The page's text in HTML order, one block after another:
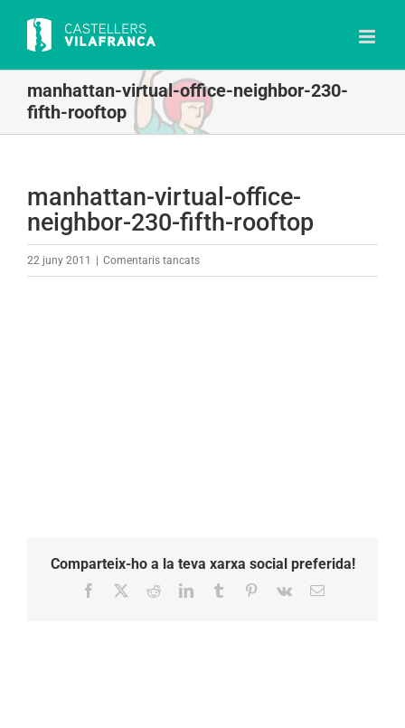
content
manhattan-virtual-office-neighbor-230-
fifth-rooftop
manhattan-virtual-office-
neighbor-230-fifth-rooftop
22 juny 2011 Comentaris tancatsa
Comparteix-ho a la teva xarxa social preferida!
Facebook RedditLinkedInTumblr Pinterest
Vk Email: